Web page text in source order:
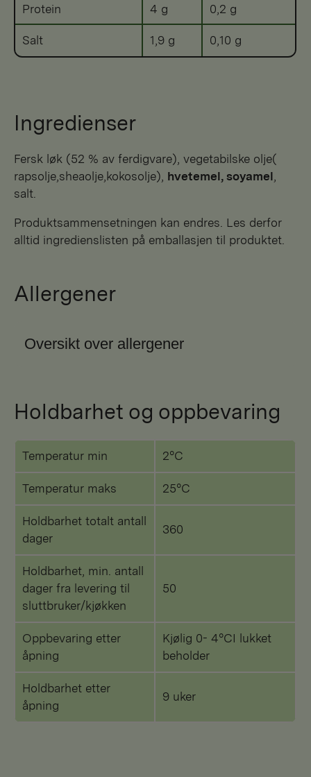
Protein 4 g 0,2 g
Salt 1,9 g 0,10 g
Ingredienser
Fersk løk (52 % av ferdigvare), vegetabilske olje(
rapsolje,sheaolje,kokosolje), hvetemel, soyamel,
salt.
Produktsammensetningen kan endres. Les derfor
alltid ingredienslisten på emballasjen til produktet.
Allergener
Oversikt over allergener
Holdbarhet og oppbevaring
Temperatur min 2°C
Temperatur maks 25°C
Holdbarhet totalt antall
dager
360
Holdbarhet, min. antall
dager fra levering til
sluttbruker/kjøkken
50
Oppbevaring etter
åpning
Kjølig 0- 4°CI lukket
beholder
Holdbarhet etter
åpning
9 uker